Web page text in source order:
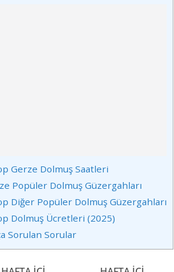
Gerze Dolmuş Saatleri
Popüler Dolmuş Güzergahları
Diğer Popüler Dolmuş Güzergahları
Dolmuş Ücretleri (2025)
Sorulan Sorular